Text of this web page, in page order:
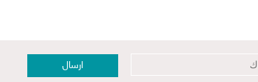
ارسال